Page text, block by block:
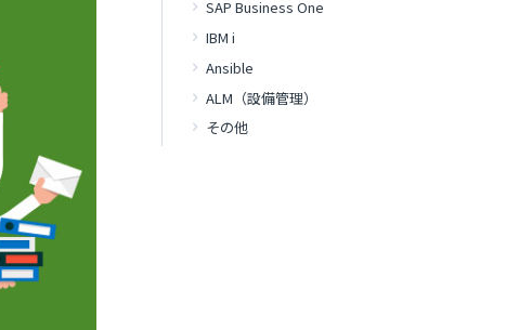
SAP Business One
IBM i
Ansible
ALM（設備管理）
その他